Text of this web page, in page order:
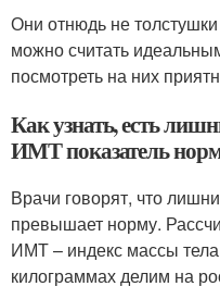
Они отнюдь не
можно считать
посмотреть на них
Как узнать, есть
ИМТ показатель
Врачи говорят, что
превышает норму.
ИМТ – индекс массы
килограммах делим на